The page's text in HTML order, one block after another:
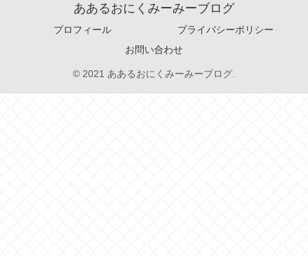
ああるおにくみーみーブログ
プロフィール
プライバシーポリシー
お問い合わせ
© 2021 ああるおにくみーみーブログ.